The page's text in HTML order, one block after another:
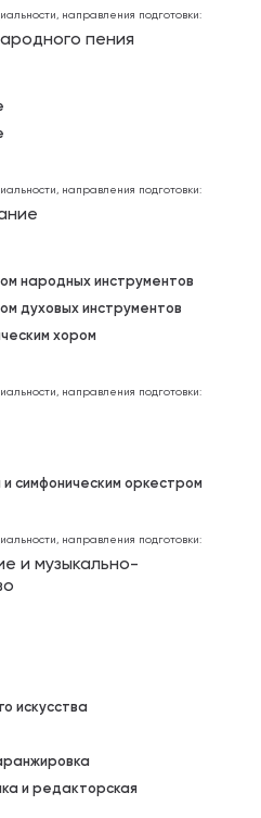
направления подготовки:
пения
направления подготовки:
народных инструментов
духовых инструментов
хором
направления подготовки:
симфоническим оркестром
направления подготовки:
и музыкально-
искусства
и редакторская